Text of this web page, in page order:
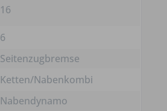
16
6
Seitenzugbremse
Ketten/Nabenkombi
Nabendynamo